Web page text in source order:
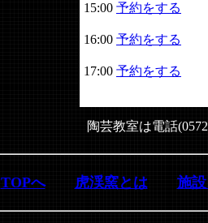
15:00 予約をする
16:00 予約をする
17:00 予約をする
陶芸教室は電話
TOPへ 虎渓窯とは 施